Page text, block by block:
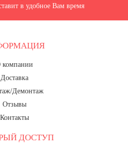
в удобное Вам время
компании
Доставка
Демонтаж
Отзывы
Контакты
ДОСТУП